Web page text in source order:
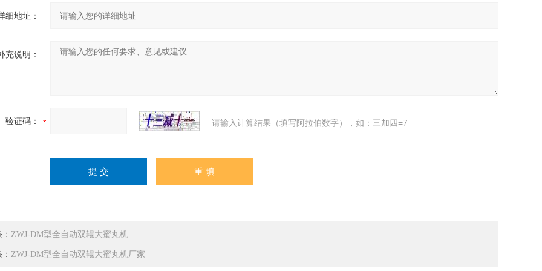
细地址：
充说明：
验证码： 请输入计算结果（填写阿拉伯数字），如：三加四=7
ZWJ-DM型全自动双辊大蜜丸机
ZWJ-DM型全自动双辊大蜜丸机厂家